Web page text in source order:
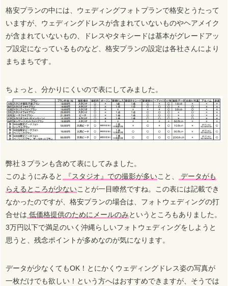
格安プランの中には、ウェディングフォトプランで格安とうたって
いますが、ウェディングドレスが含まれていないものやヘアメイク
が含まれていないもの、ドレスやタキシードは基本がグレードアッ
プ設定になっているものなど、格安プランの設定は各社さんにより
まちまちです。
ちょっと、分かりにくいので表にしてみました。
弊社３プランも含めて表にしてみました。
このようにみると
『スタジオ』での撮影が多いこと、
データがも
らえるところが少ないことが一目瞭然ですね。この表には記載でき
なかったのですが、格安プランの場合は、フォトウェディングの打
合せは 低価格提供のためにメールのみというところもありました。
3万円以下で満足のいく沖縄らしいフォトウェディングをしようと
思うと、残念ポイントが多めなのが気になります。
データが少なくてもOK！とにかくウェディングドレス姿の写真が
一枚だけでも欲しい！という方へはおすすめできますが、そうでは